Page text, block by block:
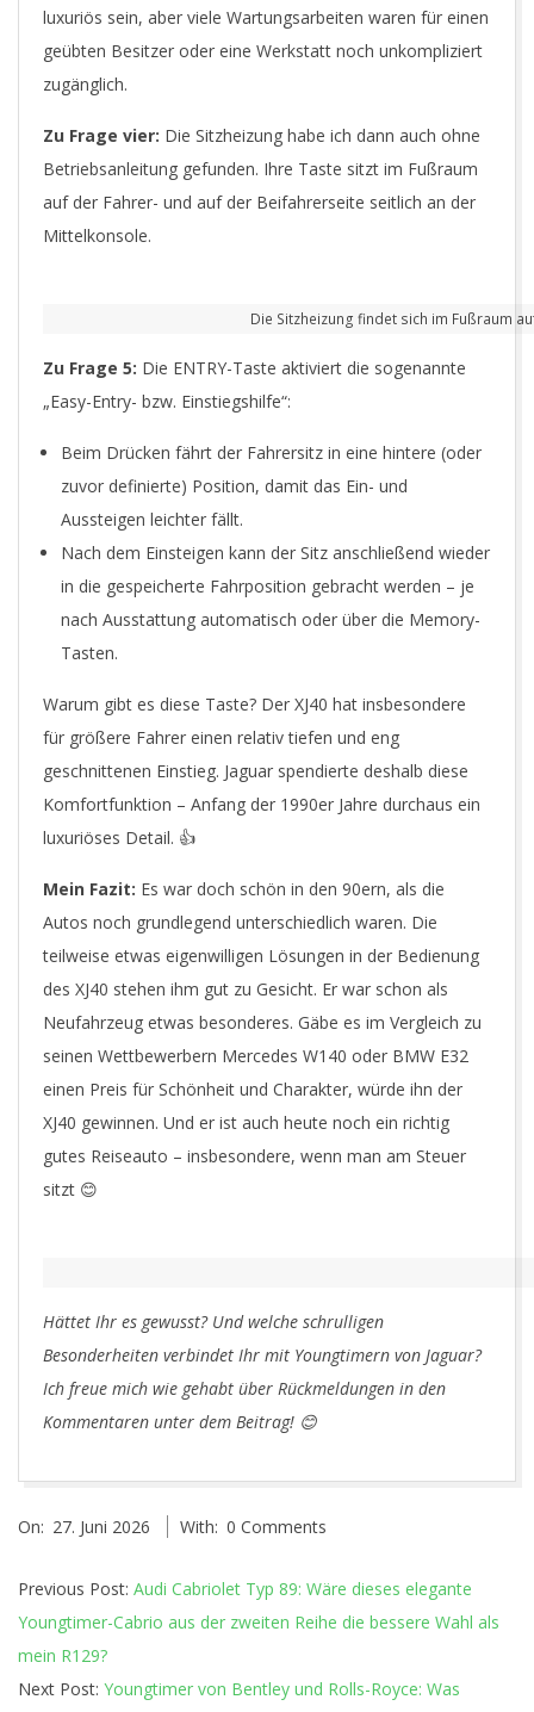
luxuriös sein, aber viele Wartungsarbeiten waren für einen
geübten Besitzer oder eine Werkstatt noch unkompliziert
zugänglich.
Zu Frage vier: Die Sitzheizung habe ich dann auch ohne
Betriebsanleitung gefunden. Ihre Taste sitzt im Fußraum
auf der Fahrer- und auf der Beifahrerseite seitlich an der
Mittelkonsole.
Die Sitzheizung findet sich im Fußraum
Zu Frage 5: Die ENTRY-Taste aktiviert die sogenannte
„Easy-Entry- bzw. Einstiegshilfe“:
Beim Drücken fährt der Fahrersitz in eine hintere (oder
zuvor definierte) Position, damit das Ein- und
Aussteigen leichter fällt.
Nach dem Einsteigen kann der Sitz anschließend wieder
in die gespeicherte Fahrposition gebracht werden – je
nach Ausstattung automatisch oder über die Memory-
Tasten.
Warum gibt es diese Taste? Der XJ40 hat insbesondere
für größere Fahrer einen relativ tiefen und eng
geschnittenen Einstieg. Jaguar spendierte deshalb diese
Komfortfunktion – Anfang der 1990er Jahre durchaus ein
luxuriöses Detail. 👍
Mein Fazit: Es war doch schön in den 90ern, als die
Autos noch grundlegend unterschiedlich waren. Die
teilweise etwas eigenwilligen Lösungen in der Bedienung
des XJ40 stehen ihm gut zu Gesicht. Er war schon als
Neufahrzeug etwas besonderes. Gäbe es im Vergleich zu
seinen Wettbewerbern Mercedes W140 oder BMW E32
einen Preis für Schönheit und Charakter, würde ihn der
XJ40 gewinnen. Und er ist auch heute noch ein richtig
gutes Reiseauto – insbesondere, wenn man am Steuer
sitzt 😊
Hättet Ihr es gewusst? Und welche schrulligen
Besonderheiten verbindet Ihr mit Youngtimern von Jaguar?
Ich freue mich wie gehabt über Rückmeldungen in den
Kommentaren unter dem Beitrag! 😊
06-
On: 27. Juni 2026 With: 0 Comments
Previous Post: Audi Cabriolet Typ 89: Wäre dieses elegante
Youngtimer-Cabrio aus der zweiten Reihe die bessere Wahl als
mein R129?
Next Post: Youngtimer von Bentley und Rolls-Royce: Was